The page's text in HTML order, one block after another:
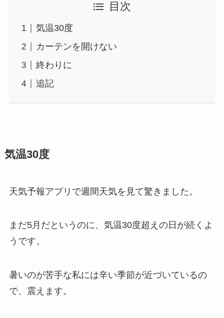
目次
気温30度
カーテンを開けない
終わりに
追記
気温30度
天気予報アプリで週間天気を見て驚きました。
まだ5月だというのに、気温30度超えの日が続くよ
うです。
暑いのが苦手な私には辛い季節が近づいているの
で、震えます。